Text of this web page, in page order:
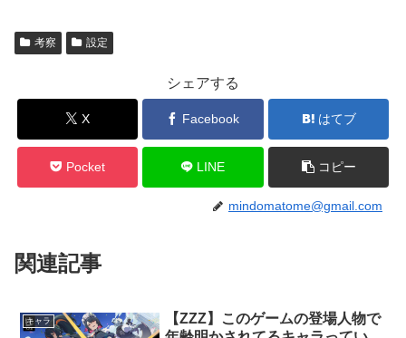
考察 設定
シェアする
X Facebook はてブ
Pocket LINE コピー
mindomatome@gmail.com
関連記事
キャラ
【ZZZ】このゲームの登場人物で